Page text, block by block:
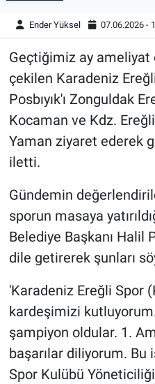
Ender Yüksel 07.06.2026 -
Geçtiğimiz ay
çekilen Karadeniz
Posbıyık'ı Zonguldak
Kocaman ve Kdz.
Yaman ziyaret ederek
iletti.
Gündemin
sporun masaya
Belediye Başkanı Halil
dile getirerek şunları
'Karadeniz Ereğli Spor
kardeşimizi
şampiyon oldular. 1.
başarılar diliyorum.
Spor Kulübü